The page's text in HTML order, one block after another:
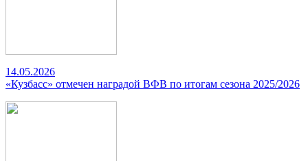
14.05.2026
«Кузбасс» отмечен наградой ВФВ по итогам сезона 2025/2026